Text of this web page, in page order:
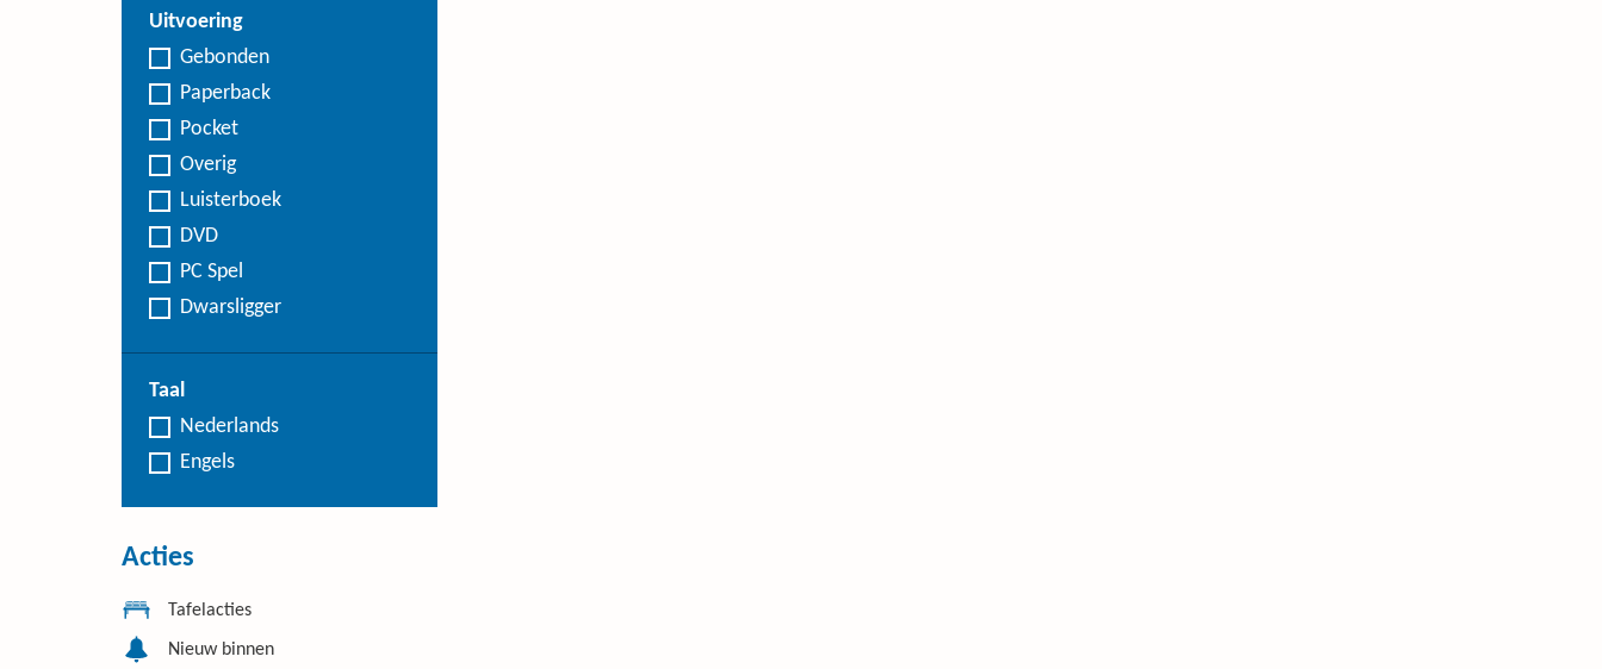
Uitvoering
Gebonden
Paperback
Pocket
Overig
Luisterboek
DVD
PC Spel
Dwarsligger
Taal
Nederlands
Engels
Acties
Tafelacties
Nieuw binnen